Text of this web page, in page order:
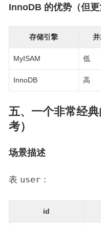
InnoDB 的优势（但更
存储引擎
MyISAM 低
InnoDB 高
五、一个非常经
考）
场景描述
表 user：
id